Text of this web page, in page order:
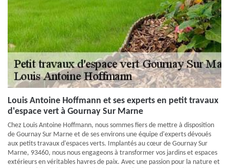
Louis Antoine Hoffmann et ses experts en petit travaux
d'espace vert à Gournay Sur Marne
Chez Louis Antoine Hoffmann, nous sommes fiers de mettre à disposition
de Gournay Sur Marne et de ses environs une équipe d'experts dévoués
aux petits travaux d'espaces verts. Implantés au cœur de Gournay Sur
Marne, 93460, nous nous engageons à transformer vos jardins et espaces
extérieurs en véritables havres de paix. Avec une passion pour la nature et